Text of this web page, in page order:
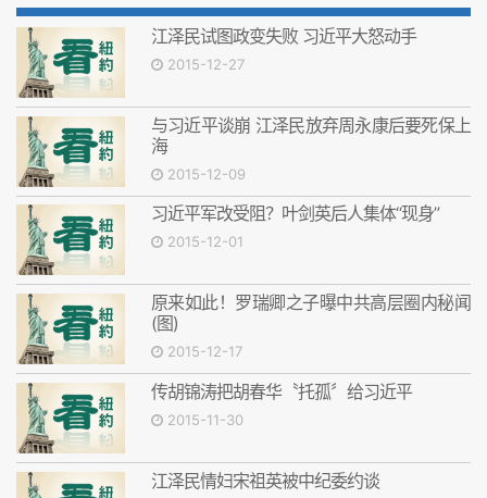
江泽民试图政变失败 习近平大怒动手
2015-12-27
与习近平谈崩 江泽民放弃周永康后要死保上
海
2015-12-09
习近平军改受阻？叶剑英后人集体“现身”
2015-12-01
原来如此！罗瑞卿之子曝中共高层圈内秘闻
(图)
2015-12-17
传胡锦涛把胡春华〝托孤〞给习近平
2015-11-30
江泽民情妇宋祖英被中纪委约谈